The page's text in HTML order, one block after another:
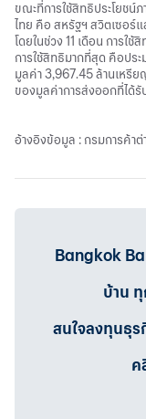
ขณะที่การใช้สิทธิประโยชน์
ไทย คือ สหรัฐฯ สวิตเซอร์
โดยในช่วง 11 เดือน การใ
การใช้สิทธิมากที่สุด คือปร
มูลค่า 3,967.45 ล้านเหรี
ของมูลค่าการส่งออกที่ได้
อ้างอิงข้อมูล : กรมการค้าต่
Bangkok
บ้าน
สนใจลงทุนธุร
ค